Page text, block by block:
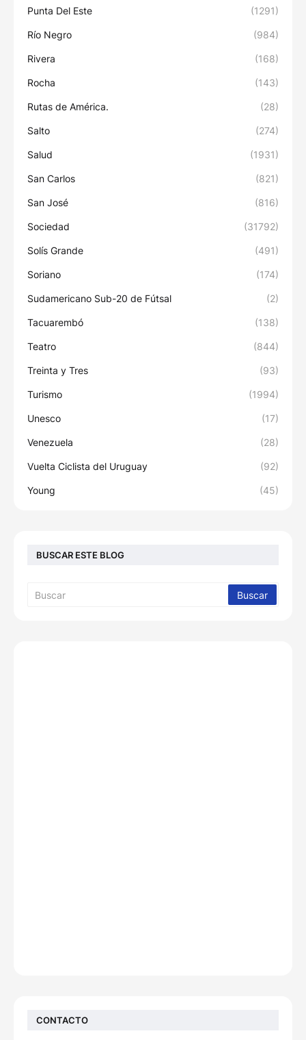
Punta Del Este (1291)
Río Negro (984)
Rivera (168)
Rocha (143)
Rutas de América. (28)
Salto (274)
Salud (1931)
San Carlos (821)
San José (816)
Sociedad (31792)
Solís Grande (491)
Soriano (174)
Sudamericano Sub-20 de Fútsal (2)
Tacuarembó (138)
Teatro (844)
Treinta y Tres (93)
Turismo (1994)
Unesco (17)
Venezuela (28)
Vuelta Ciclista del Uruguay (92)
Young (45)
BUSCAR ESTE BLOG
CONTACTO